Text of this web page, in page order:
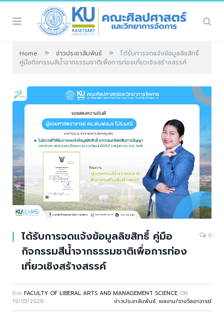
Home » ข่าวประชาสัมพันธ์ »
ได้รับการจดแจ้งข้อมูลลิขสิทธิ์
คู่มือกิจกรรมสีน้ำจากธรรมชาติเพื่อการท่องเที่ยวเชิงสร้างสรรค์
ได้รับการจดแจ้งข้อมูลลิขสิทธิ์ คู่มือ
กิจกรรมสีน้ำจากธรรมชาติเพื่อการท่อง
เที่ยวเชิงสร้างสรรค์
0
โดย FACULTY OF LIBERAL ARTS AND MANAGEMENT SCIENCE ON
19/05/2026
ข่าวประชาสัมพันธ์, ผลงาน/รางวัลอาจารย์